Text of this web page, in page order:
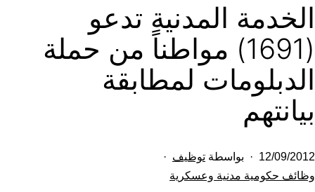
الخدمة المدنية تدعو
(1691) مواطناً من حملة
الدبلومات لمطابقة
بيانتهم
تم
النشر
12/09/2012 بواسطة توظيف
مصنف
وظائف حكومية مدنية وعسكرية